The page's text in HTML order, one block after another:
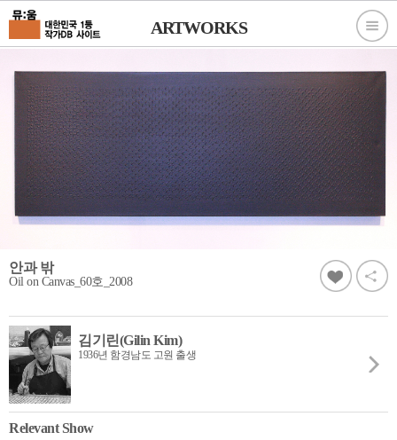
ARTWORKS
안과 밖
Oil on Canvas_60호_2008
김기린(Gilin Kim)
1936년 함경남도 고원 출생
Relevant Show